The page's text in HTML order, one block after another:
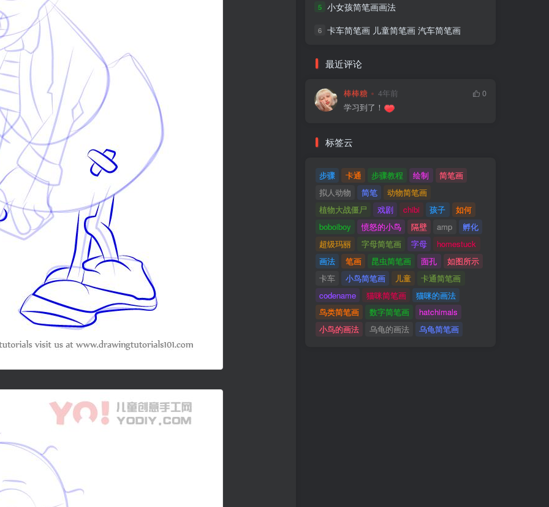
5 小女孩简笔画画法
6 卡车简笔画 儿童简笔画 汽车简笔画
最近评论
棒棒糖 4年前
0
学习到了！
标签云
步骤 卡通 步骤教程 绘制
简笔画
拟人动物
简笔
动物简笔画
植物大战僵尸
戏剧 chibi 孩子
如何
boboiboy
愤怒的小鸟 隔壁 amp
孵化
超级玛丽
字母简笔画 字母
homestuck
画法
笔画 昆虫简笔画 面孔
如图所示
卡车
小鸟简笔画 儿童
卡通简笔画
codename
猫咪简笔画
猫咪的画法
鸟类简笔画
数字简笔画
hatchimals
小鸟的画法
乌龟的画法 乌龟简笔画